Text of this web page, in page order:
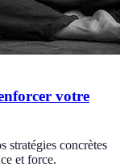
votre
stratégies concrètes
et force.